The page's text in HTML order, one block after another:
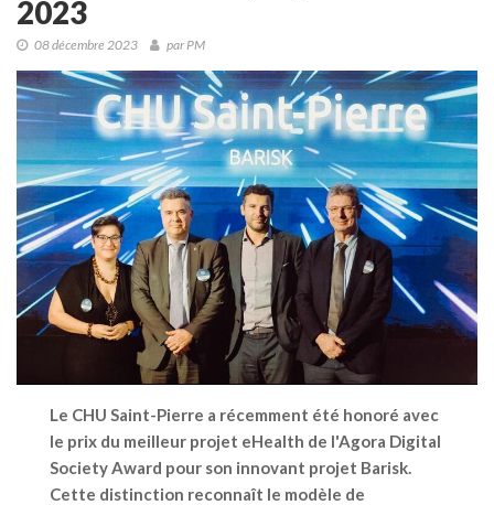
2023
08 décembre 2023 par PM
Le CHU Saint-Pierre a récemment été honoré avec
le prix du meilleur projet eHealth de l'Agora Digital
Society Award pour son innovant projet Barisk.
Cette distinction reconnaît le modèle de